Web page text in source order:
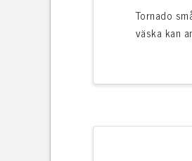
Tornado
väska kan